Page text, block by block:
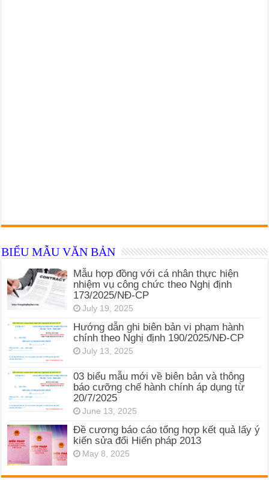
BIỂU MẪU VĂN BẢN
Mẫu hợp đồng với cá nhân thực hiện
nhiệm vụ công chức theo Nghị định
173/2025/NĐ-CP
July 19, 2025
Hướng dẫn ghi biên bản vi phạm hành
chính theo Nghị định 190/2025/NĐ-CP
July 13, 2025
03 biểu mẫu mới về biên bản và thông
báo cưỡng chế hành chính áp dụng từ
20/7/2025
June 13, 2025
Đề cương báo cáo tổng hợp kết quả lấy ý
kiến sửa đổi Hiến pháp 2013
May 8, 2025